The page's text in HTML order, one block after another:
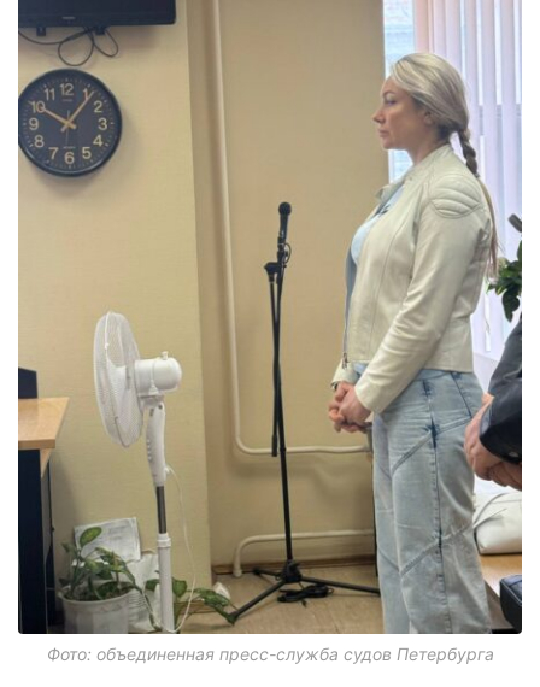
Фото: объединенная пресс-служба судов Петербурга